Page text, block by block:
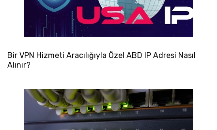
Bir VPN Hizmeti Aracılığıyla Özel ABD IP Adresi Nasıl
Alınır?